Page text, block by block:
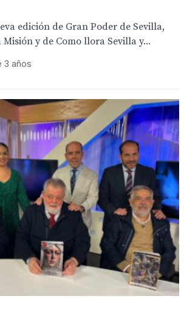
edición de Gran Poder de Sevilla,
y de Como llora Sevilla y...
3 años